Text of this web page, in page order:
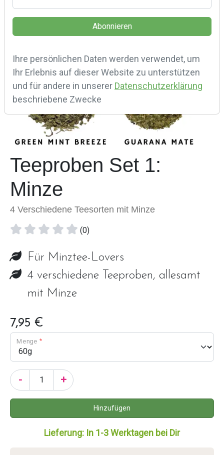
Teeproben Set 1:
Minze
4 Verschiedene Teesorten mit Minze
(0)
Für Minztee-Lovers
4 verschiedene Teeproben, allesamt
mit Minze
7,95 €
Menge
- +
Lieferung: In 1-3 Werktagen bei Dir
Ihre persönlichen Daten werden verwendet, um
Ihr Erlebnis auf dieser Website zu unterstützen
und für andere in unserer Datenschutzerklärung
beschriebene Zwecke